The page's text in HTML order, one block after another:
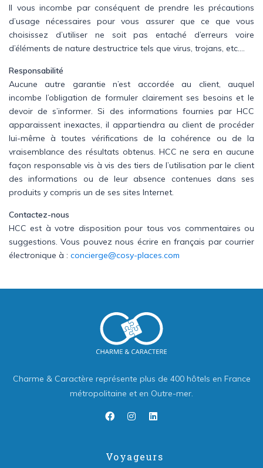
Il vous incombe par conséquent de prendre les précautions
d’usage nécessaires pour vous assurer que ce que vous
choisissez d’utiliser ne soit pas entaché d’erreurs voire
d’éléments de nature destructrice tels que virus, trojans, etc….
Responsabilité
Aucune autre garantie n’est accordée au client, auquel
incombe l’obligation de formuler clairement ses besoins et le
devoir de s’informer. Si des informations fournies par HCC
apparaissent inexactes, il appartiendra au client de procéder
lui-même à toutes vérifications de la cohérence ou de la
vraisemblance des résultats obtenus. HCC ne sera en aucune
façon responsable vis à vis des tiers de l’utilisation par le client
des informations ou de leur absence contenues dans ses
produits y compris un de ses sites Internet.
Contactez-nous
HCC est à votre disposition pour tous vos commentaires ou
suggestions. Vous pouvez nous écrire en français par courrier
électronique à : concierge@cosy-places.com
Charme & Caractère représente plus de 400 hôtels en France
métropolitaine et en Outre-mer.
Voyageurs